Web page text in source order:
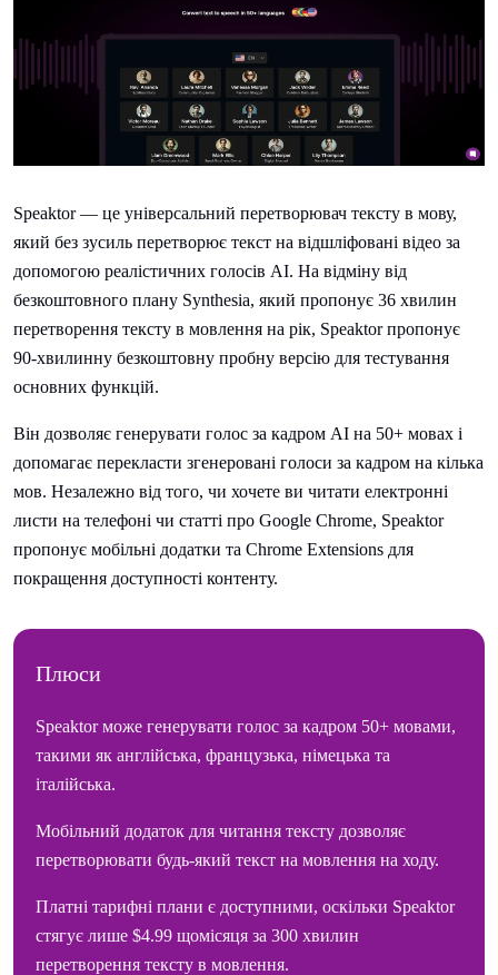
Speaktor — це універсальний перетворювач тексту в мову,
який без зусиль перетворює текст на відшліфовані відео за
допомогою реалістичних голосів AI. На відміну від
безкоштовного плану Synthesia, який пропонує 36 хвилин
перетворення тексту в мовлення на рік, Speaktor пропонує
90-хвилинну безкоштовну пробну версію для тестування
основних функцій.
Він дозволяє генерувати голос за кадром AI на 50+ мовах і
допомагає перекласти згенеровані голоси за кадром на кілька
мов. Незалежно від того, чи хочете ви читати електронні
листи на телефоні чи статті про Google Chrome, Speaktor
пропонує мобільні додатки та Chrome Extensions для
покращення доступності контенту.
Плюси
Speaktor може генерувати голос за кадром 50+ мовами,
такими як англійська, французька, німецька та
італійська.
Мобільний додаток для читання тексту дозволяє
перетворювати будь-який текст на мовлення на ходу.
Платні тарифні плани є доступними, оскільки Speaktor
стягує лише $4.99 щомісяця за 300 хвилин
перетворення тексту в мовлення.